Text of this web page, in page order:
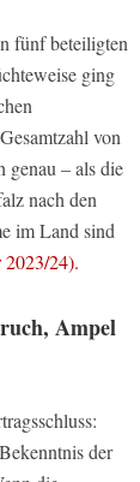
fünf beteiligten
ging
von
genau – als die
nach den
im Land sind
24).
Ampel
der